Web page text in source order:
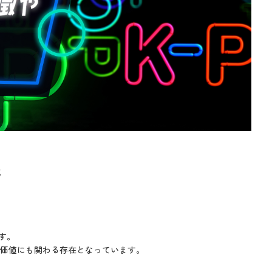
にも関わる存在となっています。